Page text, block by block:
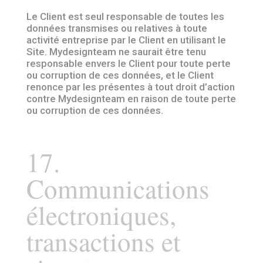
Le Client est seul responsable de toutes les
données transmises ou relatives à toute
activité entreprise par le Client en utilisant le
Site. Mydesignteam ne saurait être tenu
responsable envers le Client pour toute perte
ou corruption de ces données, et le Client
renonce par les présentes à tout droit d’action
contre Mydesignteam en raison de toute perte
ou corruption de ces données.
17.
Communications
électroniques,
transactions et